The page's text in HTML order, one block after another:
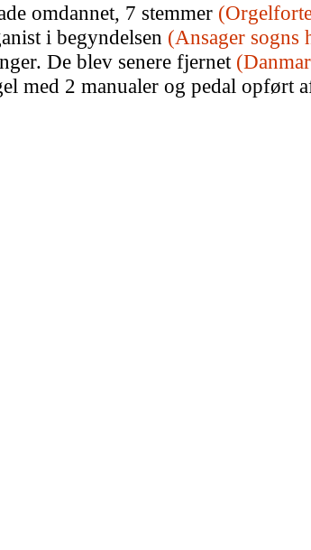
omdannet, 7 stemmer
i begyndelsen (Ansager sogns
De blev senere fjernet
med 2 manualer og pedal opført